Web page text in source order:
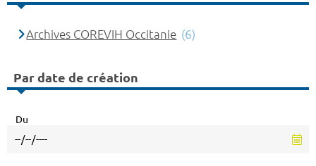
Archives COREVIH Occitanie (6)
Par date de création
Du